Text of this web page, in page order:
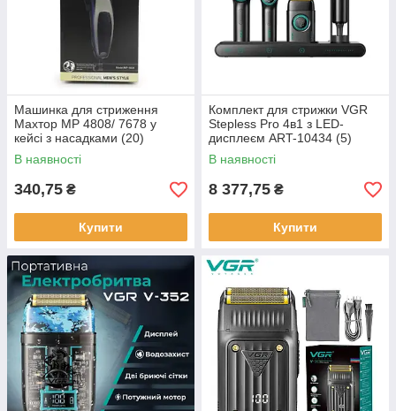
Машинка для стриження
Mахтор MP 4808/ 7678 у
кейсі з насадками (20)
В наявності
340,75 ₴
Купити
Комплект для стрижки VGR
Stepless Pro 4в1 з LED-
дисплеєм ART-10434 (5)
В наявності
8 377,75 ₴
Купити